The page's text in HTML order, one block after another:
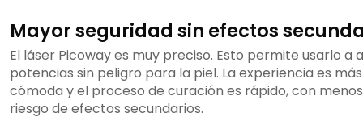
Mayor seguridad sin efectos
El láser Picoway es muy preciso. Esto permite usarlo a
potencias sin peligro para la piel. La experiencia es más
cómoda y el proceso de curación es rápido, con menos
riesgo de efectos secundarios.